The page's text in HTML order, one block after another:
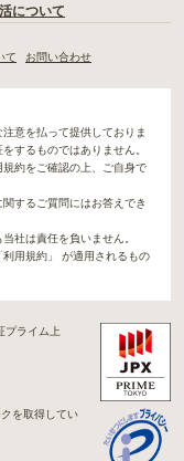
について
て お問い合わせ
意を払って提供しておりま
するものではありません。
約をご確認の上、ご自身で
するご質問にはお答えでき
社は責任を負いません。
用規約」 が適用されるもの
プライム上
を取得してい